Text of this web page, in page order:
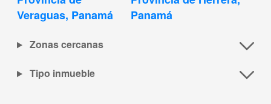
Veraguas, Panamá
Panamá
Zonas cercanas
Tipo inmueble